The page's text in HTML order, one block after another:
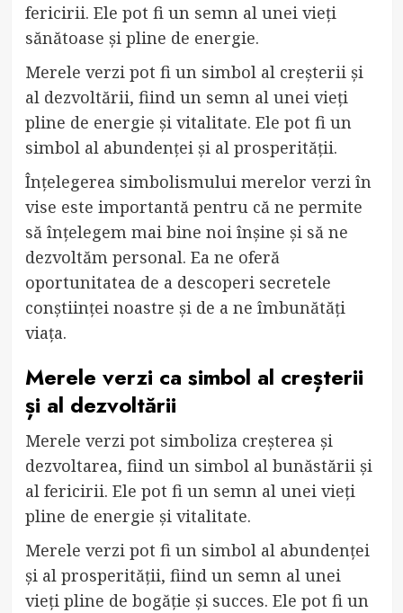
fericirii. Ele pot fi un semn al unei vieți
sănătoase și pline de energie.
Merele verzi pot fi un simbol al creșterii și
al dezvoltării, fiind un semn al unei vieți
pline de energie și vitalitate. Ele pot fi un
simbol al abundenței și al prosperității.
Înțelegerea simbolismului merelor verzi în
vise este importantă pentru că ne permite
să înțelegem mai bine noi înșine și să ne
dezvoltăm personal. Ea ne oferă
oportunitatea de a descoperi secretele
conștiinței noastre și de a ne îmbunătăți
viața.
Merele verzi ca simbol al creșterii
și al dezvoltării
Merele verzi pot simboliza creșterea și
dezvoltarea, fiind un simbol al bunăstării și
al fericirii. Ele pot fi un semn al unei vieți
pline de energie și vitalitate.
Merele verzi pot fi un simbol al abundenței
și al prosperității, fiind un semn al unei
vieți pline de bogăție și succes. Ele pot fi un